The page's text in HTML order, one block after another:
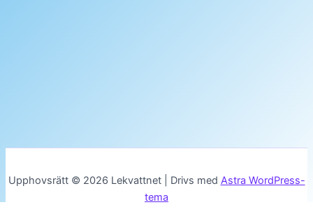
Upphovsrätt © 2026 Lekvattnet | Drivs med Astra WordPress-
tema